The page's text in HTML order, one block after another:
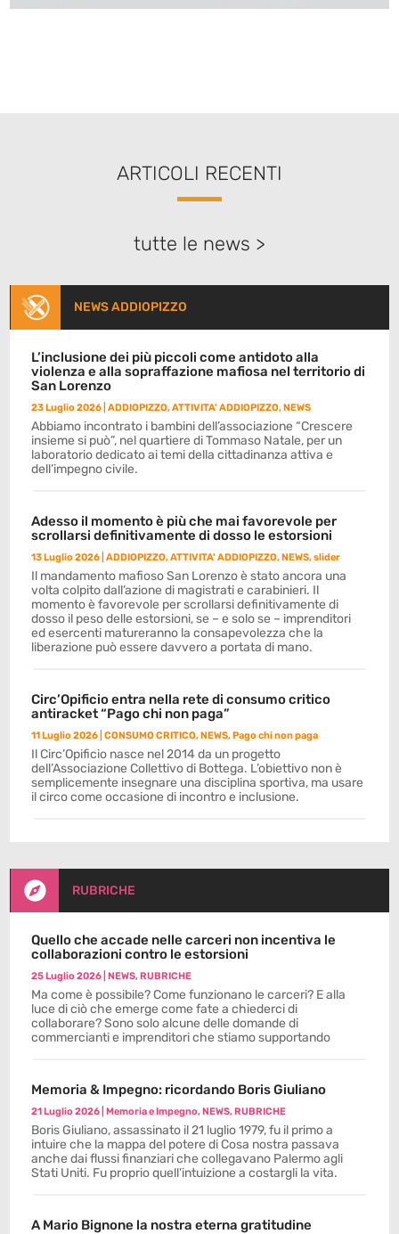
ARTICOLI RECENTI
tutte le news >
NEWS ADDIOPIZZO
L’inclusione dei più piccoli come antidoto alla
violenza e alla sopraffazione mafiosa nel territorio di
San Lorenzo
23 Luglio 2026 |ADDIOPIZZO,ATTIVITA' ADDIOPIZZO,NEWS
Abbiamo incontrato i bambini dell’associazione “Crescere
insieme si può”, nel quartiere di Tommaso Natale, per un
laboratorio dedicato ai temi della cittadinanza attiva e
dell’impegno civile.
Adesso il momento è più che mai favorevole per
scrollarsi definitivamente di dosso le estorsioni
13 Luglio 2026 |ADDIOPIZZO,ATTIVITA' ADDIOPIZZO,NEWS,slider
Il mandamento mafioso San Lorenzo è stato ancora una
volta colpito dall’azione di magistrati e carabinieri. Il
momento è favorevole per scrollarsi definitivamente di
dosso il peso delle estorsioni, se – e solo se – imprenditori
ed esercenti matureranno la consapevolezza che la
liberazione può essere davvero a portata di mano.
Circ’Opificio entra nella rete di consumo critico
antiracket “Pago chi non paga”
11 Luglio 2026 |CONSUMO CRITICO,NEWS,Pago chi non paga
Il Circ’Opificio nasce nel 2014 da un progetto
dell’Associazione Collettivo di Bottega. L’obiettivo non è
semplicemente insegnare una disciplina sportiva, ma usare
il circo come occasione di incontro e inclusione.
 RUBRICHE
Quello che accade nelle carceri non incentiva le
collaborazioni contro le estorsioni
25 Luglio 2026 |NEWS,RUBRICHE
Ma come è possibile? Come funzionano le carceri? E alla
luce di ciò che emerge come fate a chiederci di
collaborare? Sono solo alcune delle domande di
commercianti e imprenditori che stiamo supportando
Memoria & Impegno: ricordando Boris Giuliano
21 Luglio 2026 |Memoria e Impegno,NEWS,RUBRICHE
Boris Giuliano, assassinato il 21 luglio 1979, fu il primo a
intuire che la mappa del potere di Cosa nostra passava
anche dai flussi finanziari che collegavano Palermo agli
Stati Uniti. Fu proprio quell’intuizione a costargli la vita.
A Mario Bignone la nostra eterna gratitudine